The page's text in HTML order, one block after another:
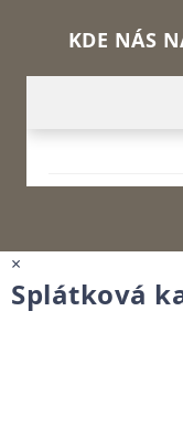
KDE NÁS
×
Splátková